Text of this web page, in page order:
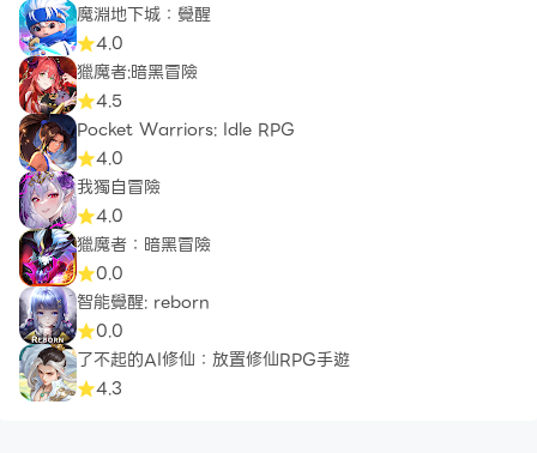
魔淵地下城：覺醒
4.0
獵魔者:暗黑冒險
4.5
Pocket Warriors: Idle RPG
4.0
我獨自冒險
4.0
獵魔者：暗黑冒險
0.0
智能覺醒: reborn
0.0
了不起的AI修仙：放置修仙RPG手遊
4.3